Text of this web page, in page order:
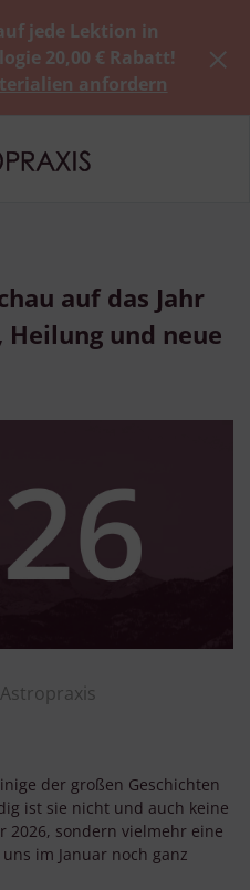
jede Lektion in
20,00 € Rabatt!
anfordern
auf das Jahr
Heilung und neue
der großen Geschichten
ist sie nicht und auch keine
2026, sondern vielmehr eine
im Januar noch ganz